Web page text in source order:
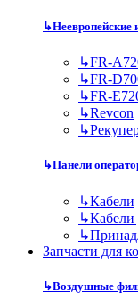
↳Неевропейские
↳FR-
↳FR-
↳FR-
↳Revcon
↳
↳Панели
↳Кабели
↳Кабели
↳
Запчасти для
↳Воздушные